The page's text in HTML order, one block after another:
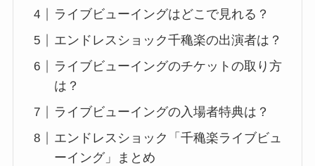
ライブビューイングはどこで見れる？
エンドレスショック千穐楽の出演者は？
ライブビューイングのチケットの取り方
は？
ライブビューイングの入場者特典は？
エンドレスショック「千穐楽ライブビュ
ーイング」まとめ